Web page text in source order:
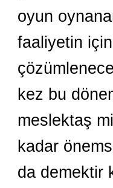
oyun
faaliyetin
kez bu
meslektaş
kadar
da demektir